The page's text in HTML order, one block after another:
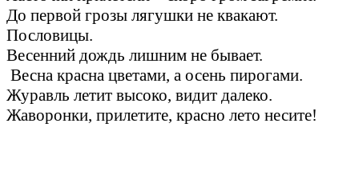
До первой грозы лягушки не квакают.
Пословицы.
Весенний дождь лишним не бывает.
Весна красна цветами, а осень пирогами.
Журавль летит высоко, видит далеко.
Жаворонки, прилетите, красно лето несите!